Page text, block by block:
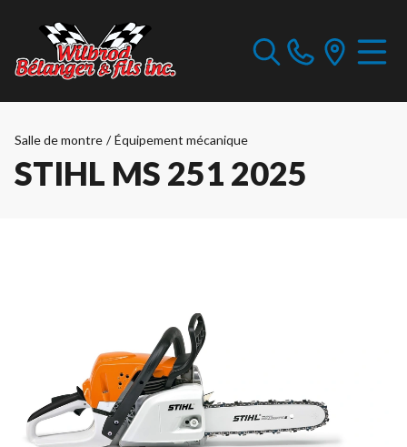
Salle de montre / Équipement mécanique
STIHL MS 251 2025